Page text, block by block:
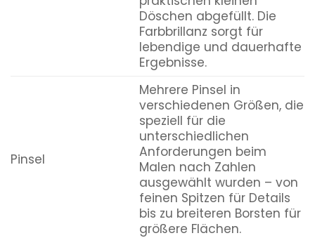
Döschen abgefüllt. Die
Farbbrillanz sorgt für
lebendige und dauerhafte
Ergebnisse.
Pinsel
Mehrere Pinsel in
verschiedenen Größen, die
speziell für die
unterschiedlichen
Anforderungen beim
Malen nach Zahlen
ausgewählt wurden – von
feinen Spitzen für Details
bis zu breiteren Borsten für
größere Flächen.